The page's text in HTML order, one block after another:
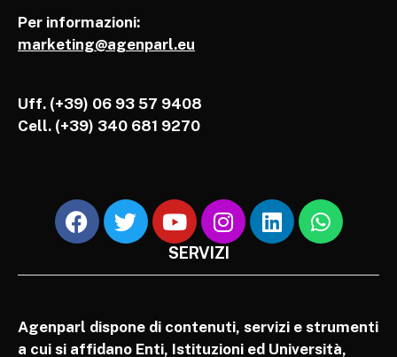
Per informazioni:
marketing@agenparl.eu
Uff. (+39) 06 93 57 9408
Cell. (+39) 340 681 9270
SERVIZI
Agenparl dispone di contenuti, servizi e strumenti
a cui si affidano Enti, Istituzioni ed Università,